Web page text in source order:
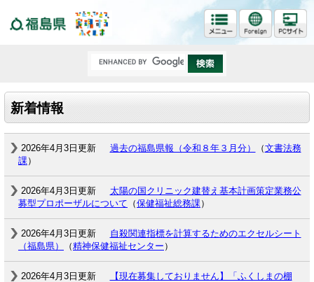
新着情報
2026年4月3日更新 過去の福島県報（令和８年３月分） （文書法務
課）
2026年4月3日更新
太陽の国クリニック建替え基本計画策定業務公
募型プロポーザルについて （保健福祉総務課）
2026年4月3日更新
自殺関連指標を計算するためのエクセルシート
（福島県）
（精神保健福祉センター ）
2026年4月3日更新
【現在募集しておりません】「ふくしまの棚